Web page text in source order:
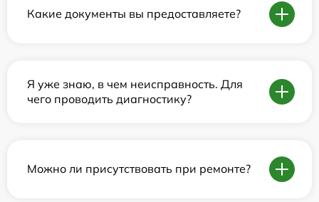
Какие документы вы предоставляете?
Я уже знаю, в чем неисправность. Для
чего проводить диагностику?
Можно ли присутствовать при ремонте?